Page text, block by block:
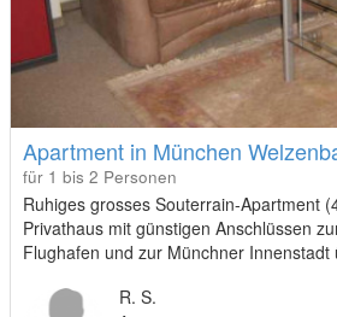
Apartment in München
für 1 bis 2 Personen
Ruhiges grosses Souterrain-Apartment
Privathaus mit günstigen Anschlüssen
Flughafen und zur Münchner Innenstadt
R. S.